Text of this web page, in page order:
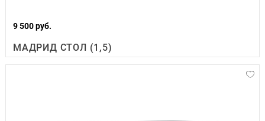
9 500 руб.
МАДРИД СТОЛ (1,5)